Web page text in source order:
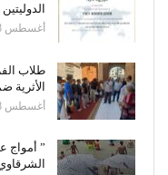
الدوليتين
أغسطس 8, 2026
طلاب
الأثرية
أغسطس 8, 2026
” أمواج